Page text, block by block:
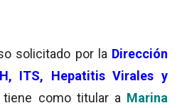
solicitado por la Dirección
ITS, Hepatitis Virales y
tiene como titular a Marina